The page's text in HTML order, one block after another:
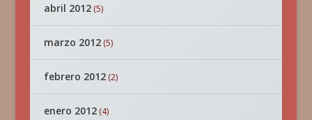
abril 2012(5)
marzo 2012(5)
febrero 2012(2)
enero 2012(4)